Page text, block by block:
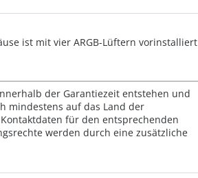
ist mit vier ARGB-Lüftern vorinstalliert
der Garantiezeit entstehen und
mindestens auf das Land der
für den entsprechenden
werden durch eine zusätzliche